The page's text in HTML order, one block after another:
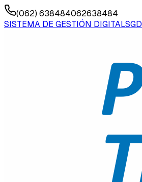
(062) 638484062638484
SISTEMA DE GESTIÓN DIGITALSGD